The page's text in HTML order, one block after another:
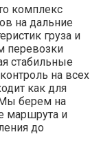
комплекс
на дальние
груза и
перевозки
стабильные
на всех
как для
Мы берем на
маршрута и
до